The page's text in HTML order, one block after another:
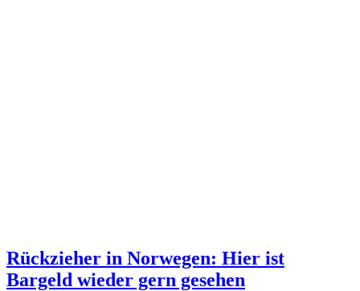
Rückzieher in Norwegen: Hier ist
Bargeld wieder gern gesehen